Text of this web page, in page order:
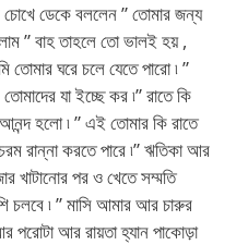
ডেকে বললেন ” তোমার জন্য
” বাহ তাহলে তো ভালই হয় ,
তোমার ঘরে চলে যেতে পারো ৷ ”
যা ইচ্ছে কর ৷” রাতে কি
হলো ৷ ” এই তোমার কি রাতে
রান্না করতে পারে ৷” ঋতিকা আর
খাটানোর পর ও খেতে সম্মতি
চলবে ৷ ” মাসি আমার আর চারুর
পরোটা আর রায়তা হ্যান পাকোড়া